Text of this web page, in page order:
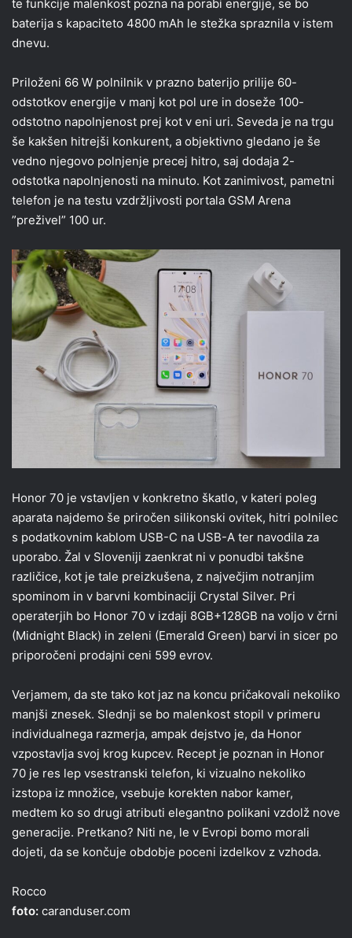
te funkcije malenkost pozna na porabi energije, se bo
baterija s kapaciteto 4800 mAh le stežka spraznila v istem
dnevu.
Priloženi 66 W polnilnik v prazno baterijo prilije 60-
odstotkov energije v manj kot pol ure in doseže 100-
odstotno napolnjenost prej kot v eni uri. Seveda je na trgu
še kakšen hitrejši konkurent, a objektivno gledano je še
vedno njegovo polnjenje precej hitro, saj dodaja 2-
odstotka napolnjenosti na minuto. Kot zanimivost, pametni
telefon je na testu vzdržljivosti portala GSM Arena
”preživel” 100 ur.
Honor 70 je vstavljen v konkretno škatlo, v kateri poleg
aparata najdemo še priročen silikonski ovitek, hitri polnilec
s podatkovnim kablom USB-C na USB-A ter navodila za
uporabo. Žal v Sloveniji zaenkrat ni v ponudbi takšne
različice, kot je tale preizkušena, z največjim notranjim
spominom in v barvni kombinaciji Crystal Silver. Pri
operaterjih bo Honor 70 v izdaji 8GB+128GB na voljo v črni
(Midnight Black) in zeleni (Emerald Green) barvi in sicer po
priporočeni prodajni ceni 599 evrov.
Verjamem, da ste tako kot jaz na koncu pričakovali nekoliko
manjši znesek. Slednji se bo malenkost stopil v primeru
individualnega razmerja, ampak dejstvo je, da Honor
vzpostavlja svoj krog kupcev. Recept je poznan in Honor
70 je res lep vsestranski telefon, ki vizualno nekoliko
izstopa iz množice, vsebuje korekten nabor kamer,
medtem ko so drugi atributi elegantno polikani vzdolž nove
generacije. Pretkano? Niti ne, le v Evropi bomo morali
dojeti, da se končuje obdobje poceni izdelkov z vzhoda.
Rocco
foto: caranduser.com